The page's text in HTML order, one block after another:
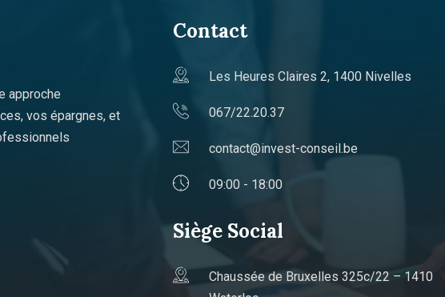
approche
vos épargnes, et
Contact
Les Heures Claires 2, 1400 Nivelles
067/22.20.37
contact@invest-conseil.be
09:00 - 18:00
Siège Social
Chaussée de Bruxelles 325c/22 – 1410